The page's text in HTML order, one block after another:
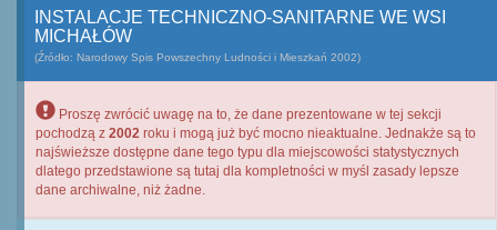
INSTALACJE TECHNICZNO-SANITARNE WE WSI
MICHAŁÓW
(Źródło: Narodowy Spis Powszechny Ludności i Mieszkań 2002)
Proszę zwrócić uwagę na to, że dane prezentowane w tej sekcji
pochodzą z 2002 roku i mogą już być mocno nieaktualne. Jednakże są to
najświeższe dostępne dane tego typu dla miejscowości statystycznych
dlatego przedstawione są tutaj dla kompletności w myśl zasady lepsze
dane archiwalne, niż żadne.